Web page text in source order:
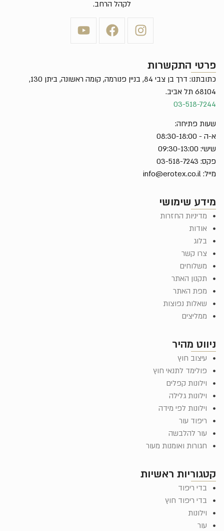
קטגוריות ראשיות
בדי ריפוד
בדי ריפוד חוץ
וילונות
עור
ניווט מהיר
עיצוב חוץ
פולימד לתנאי חוץ
וילונות קפלים
וילונות גלילה
וילונות לפי מידה
ריפוד עור
עור להלבשה
חגורות ואומנות מעור
מידע שימושי
מדיניות החזרות
אודות
בלוג
צרו קשר
משלוחים
תקנון האתר
מפת האתר
שאלות נפוצות
ממליצים
פרטי התקשרות
כתובתנו: דרך בן צבי 84, בניין פנורמה, קומה ראשונה, ביתן 130,
68104 תל אביב.
03-518-7244
שעות פתיחה:
א-ה - 08:30-18:00
שישי: 09:30-13:00
פקס: 03-518-7243
מייל: info@erotex.co.il
לקהל הרחב.